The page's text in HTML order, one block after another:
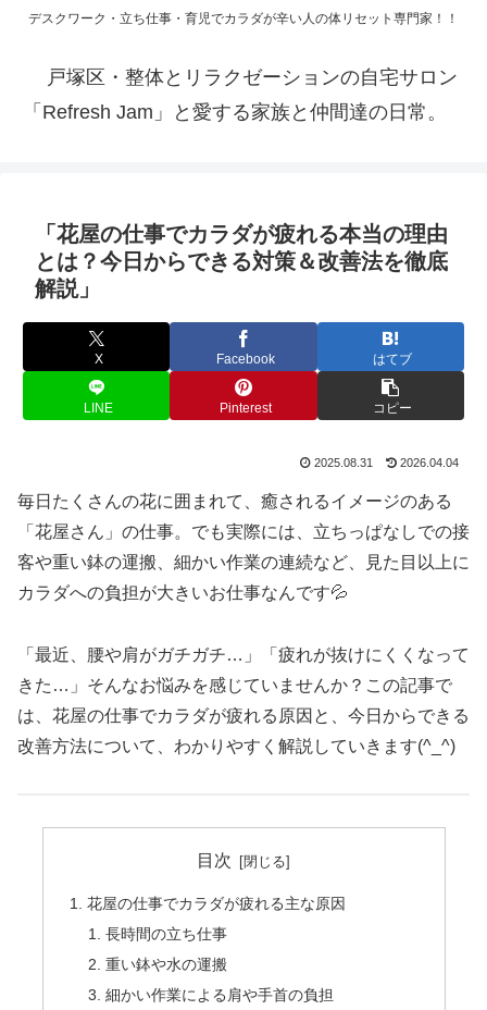
デスクワーク・立ち仕事・育児でカラダが辛い人の体リセット専門家！！
戸塚区・整体とリラクゼーションの自宅サロン
「Refresh Jam」と愛する家族と仲間達の日常。
「花屋の仕事でカラダが疲れる本当の理由
とは？今日からできる対策＆改善法を徹底
解説」
X Facebook はてブ
LINE Pinterest コピー
2025.08.31 2026.04.04
毎日たくさんの花に囲まれて、癒されるイメージのある
「花屋さん」の仕事。でも実際には、立ちっぱなしでの接
客や重い鉢の運搬、細かい作業の連続など、見た目以上に
カラダへの負担が大きいお仕事なんです💦
「最近、腰や肩がガチガチ…」「疲れが抜けにくくなって
きた…」そんなお悩みを感じていませんか？この記事で
は、花屋の仕事でカラダが疲れる原因と、今日からできる
改善方法について、わかりやすく解説していきます(^_^)
目次
花屋の仕事でカラダが疲れる主な原因
長時間の立ち仕事
重い鉢や水の運搬
細かい作業による肩や手首の負担